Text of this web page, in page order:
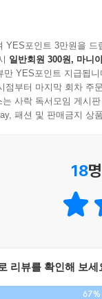
팽이들에게 “모
빠 말씀을 잘 듣고,
아저마(아줌마, 아
걸 만들라고. 돌돌
달팽이들은 또 다른
와 어른이 함께 읽
YES포인트 3만원을 드
일반회원 300원, 마니
만 YES포인트 지급됩니
점부터 마지막 회차 주
사락 독서모임 게시
패션 및 판매금지 상
18
리뷰를 확인해 보세
67%